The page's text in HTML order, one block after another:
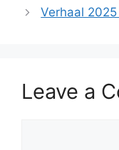
Verhaal
Leave a